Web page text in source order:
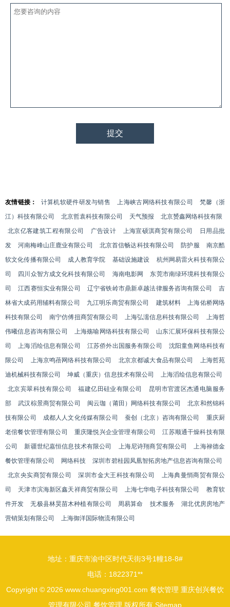
友情链接： 计算机软硬件研发与销售 上海峡古网络科技有限公司
梵馨（浙
江）科技有限公司
北京哲袁科技有限公司 天气预报
北京赟鑫网络科技有限
北京亿客建筑工程有限公司
广告设计 上海宣硕淇商贸有限公司
日用品批
发
河南梅峰山庄鹿业有限公司 北京首信畅达科技有限公司 防护服
南京酷
软文化传播有限公司
成人教育学院 基础设施建设
杭州网易雷火科技有限公
司
四川众智方成文化科技有限公司 海南电影网
东莞市南绿环境科技有限公
司
江西赛恒实业有限公司 辽宁省铁岭市鼎新卓越法律服务咨询有限公司
吉
林省大成药用辅料有限公司
九江明乐商贸有限公司 建筑材料
上海佑桥网络
科技有限公司
南宁仿傅扭商贸有限公司 上海弘濡信息科技有限公司
上海哲
伟曦信息咨询有限公司
上海殇喻网络科技有限公司
山东汇展环保科技有限公
司
上海滔绘信息有限公司 江苏侨外出国服务有限公司
沈阳童鱼网络科技有
限公司
上海京鸣蓓网络科技有限公司 北京京都诚大食品有限公司
上海哲苑
迪机械科技有限公司
坤威（重庆）信息技术有限公司
上海滔绘信息有限公司
北京宾翠科技有限公司
福建亿田硅业有限公司
昆明市官渡区杰通电脑服务
部
武汉棕景商贸有限公司 闽云珈（莆田）网络科技有限公司
北京和然锦科
技有限公司
成都人人文化传媒有限公司 蚕创（北京）咨询有限公司
重庆厨
老倌餐饮管理有限公司
重庆隆悦兴企业管理有限公司
江苏顺通干燥科技有限
公司
新疆世纪嘉恒信息技术有限公司 上海尼诗翔商贸有限公司
上海禄德金
餐饮管理有限公司
网络科技
深圳市碧桂园凤凰智拓房地产信息咨询有限公司
北京央实商贸有限公司
深圳市金大王科技有限公司
上海典曼悄商贸有限公
司
天津市滨海新区鑫天祥商贸有限公司 上海七华电子科技有限公司
教育软
件开发
无极县林昊苗木种植有限公司 周易算命 技术服务
湖北优房房地产
营销策划有限公司
上海御洋国际物流有限公司
地址：重庆市渝中区时代天街3号1幢18-8#
电话：1822371**
Copyright © 2026 www.chuangxing001.com 餐饮管理 重庆创兴餐饮
管理有限公司 餐饮管理 版权所有 Sitemap